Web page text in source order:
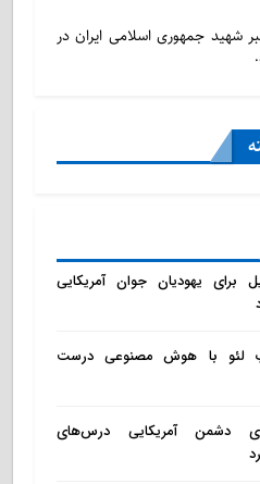
شهید جمهوری اسلامی ایران در
برای یهودیان جوان آمریکایی
لئو با هوش مصنوعی درست
دشمن آمریکایی درس‌های